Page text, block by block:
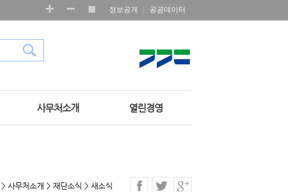
정보공개 공공데이터
사무처소개 열린경영
> 사무처소개 > 재단소식 > 새소식